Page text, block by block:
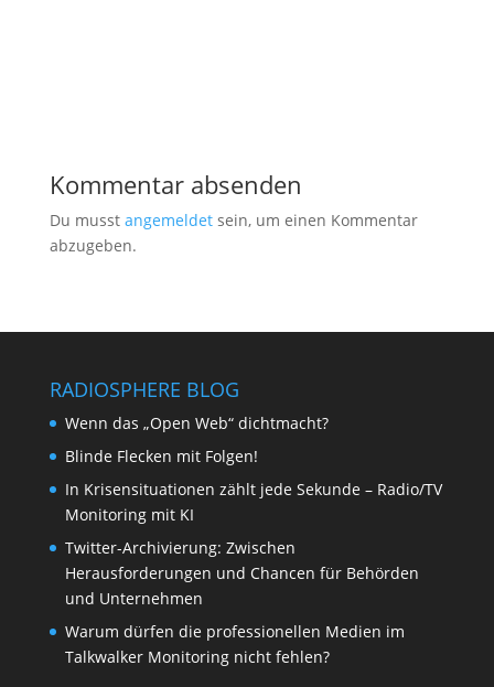
Kommentar absenden
Du musst angemeldetsein, um einen Kommentar
abzugeben.
RADIOSPHERE BLOG
Wenn das „Open Web“ dichtmacht?
Blinde Flecken mit Folgen!
In Krisensituationen zählt jede Sekunde – Radio/TV
Monitoring mit KI
Twitter-Archivierung: Zwischen
Herausforderungen und Chancen für Behörden
und Unternehmen
Warum dürfen die professionellen Medien im
Talkwalker Monitoring nicht fehlen?